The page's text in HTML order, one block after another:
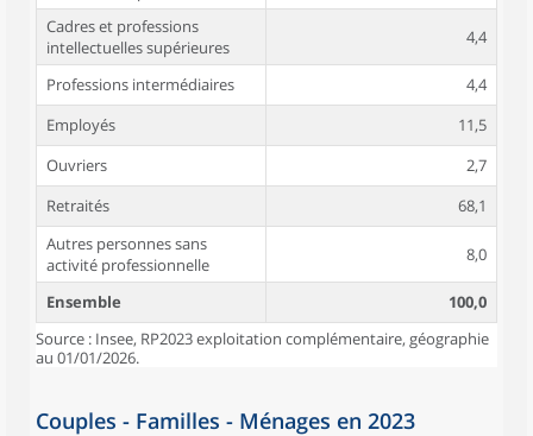
Cadres et professions
intellectuelles supérieures
4,4
Professions intermédiaires
4,4
Employés
11,5
Ouvriers
2,7
Retraités
68,1
Autres personnes sans
activité professionnelle
8,0
Ensemble
100,0
Source : Insee, RP2023 exploitation complémentaire, géographie
au 01/01/2026.
Couples - Familles - Ménages en 2023